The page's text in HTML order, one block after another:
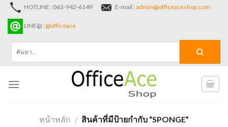
Skip
content
HOTLINE : 063-942-6149 E-mail : admin@officeaceshop.com
LINE@ : @officeace
หน้าหลัก / สินค้าที่มีป้ายกำกับ “SPONGE”